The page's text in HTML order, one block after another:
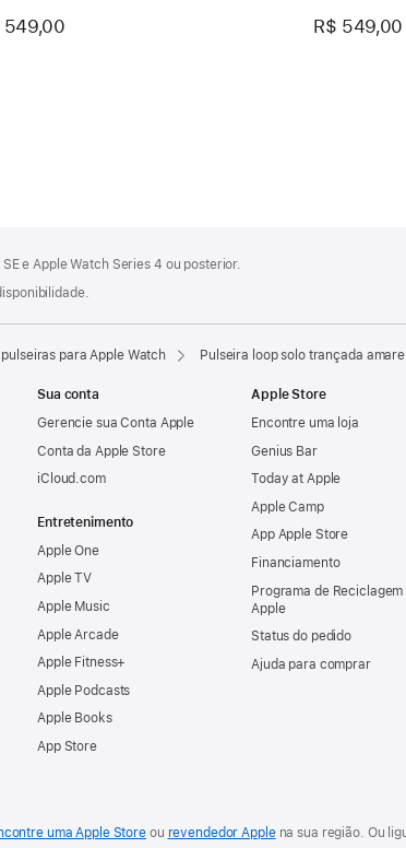
549,00
R$ 549,00
e Apple Watch Series 4 ou posterior.
para Apple Watch Pulseira loop solo trançada
Sua conta
Gerencie sua Conta Apple
Conta da Apple Store
iCloud.com
Entretenimento
Apple One
Apple TV
Apple Music
Apple Arcade
Apple Fitness+
Apple Podcasts
Apple Books
App Store
Apple Store
Encontre uma loja
Genius Bar
Today at Apple
Apple Camp
App Apple Store
Financiamento
Programa de Reciclagem
Apple
Status do pedido
Ajuda para comprar
uma Apple Store ou revendedor Applena sua região. Ou